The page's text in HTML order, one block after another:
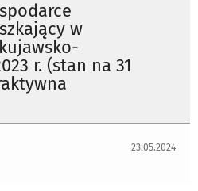
w
r. (stan na 31
23.05.2024